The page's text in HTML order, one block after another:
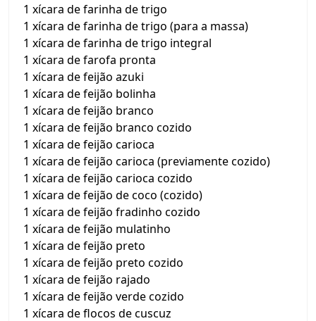
1 xícara de farinha de trigo
1 xícara de farinha de trigo (para a massa)
1 xícara de farinha de trigo integral
1 xícara de farofa pronta
1 xícara de feijão azuki
1 xícara de feijão bolinha
1 xícara de feijão branco
1 xícara de feijão branco cozido
1 xícara de feijão carioca
1 xícara de feijão carioca (previamente cozido)
1 xícara de feijão carioca cozido
1 xícara de feijão de coco (cozido)
1 xícara de feijão fradinho cozido
1 xícara de feijão mulatinho
1 xícara de feijão preto
1 xícara de feijão preto cozido
1 xícara de feijão rajado
1 xícara de feijão verde cozido
1 xícara de flocos de cuscuz